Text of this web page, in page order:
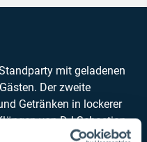
mit geladenen
Der zweite
Getränken in lockerer
von DJ Sebastian